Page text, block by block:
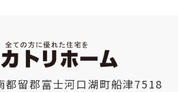
都留郡富士河口湖町船津7518